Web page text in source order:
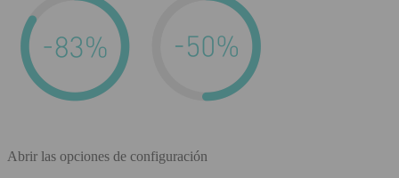
Abrir las opciones de configuración